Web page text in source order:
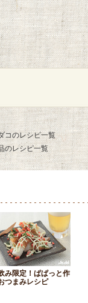
コのレシピ一覧
のレシピ一覧
み限定！ぱぱっと作
つまみレシピ